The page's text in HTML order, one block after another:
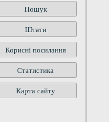
Пошук
Штати
Корисні посилання
Статистика
Карта сайту